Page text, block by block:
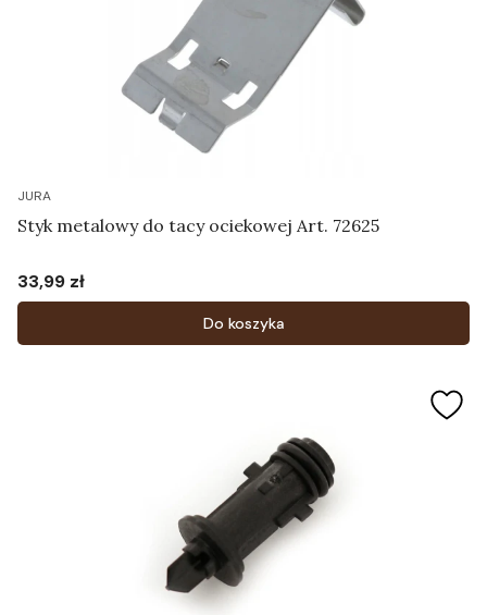
JURA
Styk metalowy do tacy ociekowej Art. 72625
Cena
33,99 zł
Do koszyka